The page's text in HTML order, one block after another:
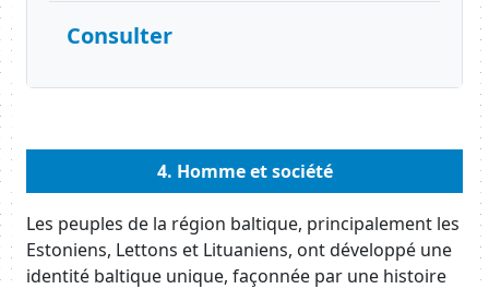
Consulter
4. Homme et société
Body
Les peuples de la région baltique, principalement les
Estoniens, Lettons et Lituaniens, ont développé une
identité baltique unique, façonnée par une histoire